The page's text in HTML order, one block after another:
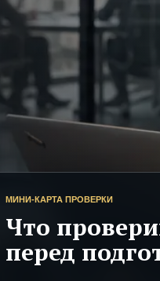
МИНИ-КАРТА ПРОВЕРКИ
Что
перед